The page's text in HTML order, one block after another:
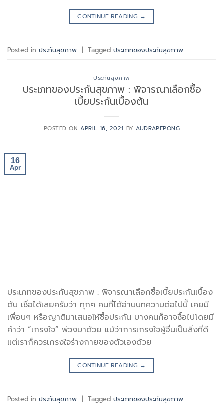
CONTINUE READING →
Posted in ประกันสุขภาพ Tagged ประเภทของประกันสุขภาพ
ประกันสุขภาพ
ประเภทของประกันสุขภาพ : พิจารณาเลือกซื้อ
เบี้ยประกันเบื้องต้น
POSTED ONAPRIL 16, 2021 BYAUDRAPEPONG
16
Apr
ประเภทของประกันสุขภาพ : พิจารณาเลือกซื้อเบี้ยประกันเบื้อง
ต้น เชื่อได้เลยครับว่า ทุกๆ คนที่ได้อ่านบทความต่อไปนี้ เคยมี
เพื่อนๆ หรือญาติมาเสนอให้ซื้อประกัน บางคนก็อาจซื้อไปโดยมี
คำว่า “เกรงใจ” พ่วงมาด้วย แม้ว่าการเกรงใจผู้อื่นเป็นสิ่งที่ดี
แต่เราก็ควรเกรงใจร่างกายของตัวเองด้วย
CONTINUE READING →
Posted in ประกันสุขภาพ Tagged ประเภทของประกันสุขภาพ